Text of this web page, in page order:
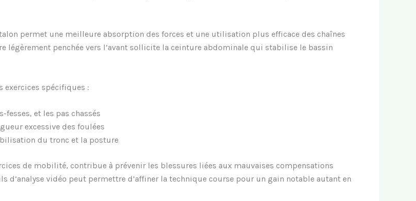
permet une meilleure absorption des forces et une utilisation plus efficace des chaînes
légèrement penchée vers l’avant sollicite la ceinture abdominale qui stabilise le bassin
exercices spécifiques :
et les pas chassés
excessive des foulées
du tronc et la posture
de mobilité, contribue à prévenir les blessures liées aux mauvaises compensations
d’analyse vidéo peut permettre d’affiner la technique course pour un gain notable autant en